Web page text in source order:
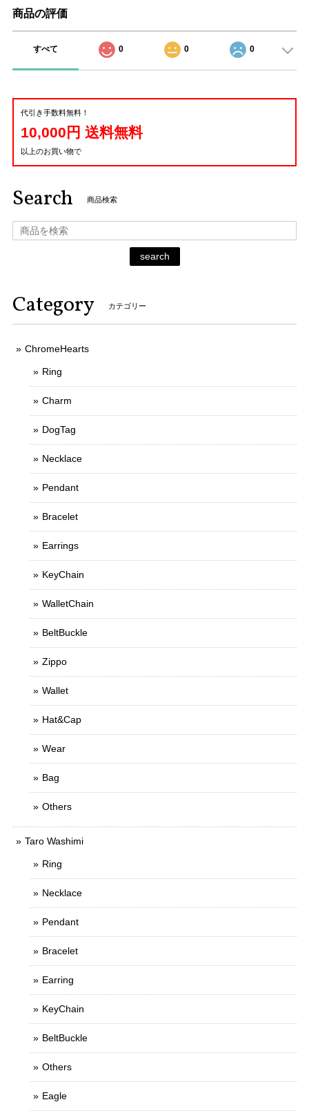
商品の評価
すべて 0 0 0
代引き手数料無料！
10,000円 送料無料
以上のお買い物で
Search 商品検索
search
Category カテゴリー
ChromeHearts
Ring
Charm
DogTag
Necklace
Pendant
Bracelet
Earrings
KeyChain
WalletChain
BeltBuckle
Zippo
Wallet
Hat&Cap
Wear
Bag
Others
Taro Washimi
Ring
Necklace
Pendant
Bracelet
Earring
KeyChain
BeltBuckle
Others
Eagle